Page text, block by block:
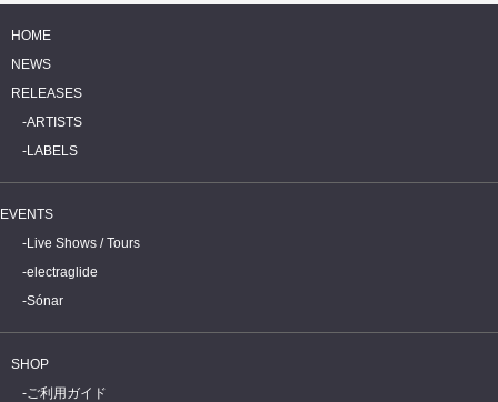
HOME
NEWS
RELEASES
ARTISTS
LABELS
EVENTS
Live Shows / Tours
electraglide
Sónar
SHOP
ご利用ガイド